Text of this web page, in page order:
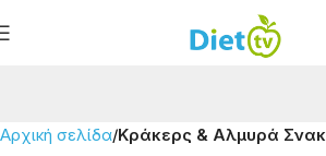
Αρχική σελίδα Κράκερς & Αλμυρά Σνακ